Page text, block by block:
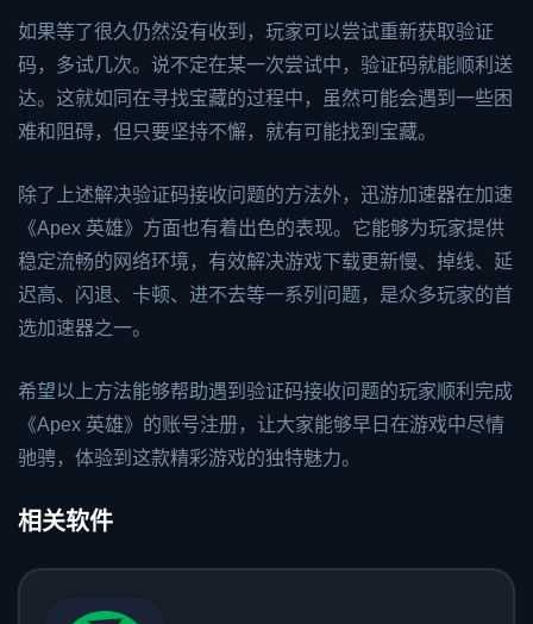
如果等了很久仍然没有收到，玩家可以尝试重新获取验证
码，多试几次。说不定在某一次尝试中，验证码就能顺利送
达。这就如同在寻找宝藏的过程中，虽然可能会遇到一些困
难和阻碍，但只要坚持不懈，就有可能找到宝藏。
除了上述解决验证码接收问题的方法外，迅游加速器在加速
《Apex 英雄》方面也有着出色的表现。它能够为玩家提供
稳定流畅的网络环境，有效解决游戏下载更新慢、掉线、延
迟高、闪退、卡顿、进不去等一系列问题，是众多玩家的首
选加速器之一。
希望以上方法能够帮助遇到验证码接收问题的玩家顺利完成
《Apex 英雄》的账号注册，让大家能够早日在游戏中尽情
驰骋，体验到这款精彩游戏的独特魅力。
相关软件